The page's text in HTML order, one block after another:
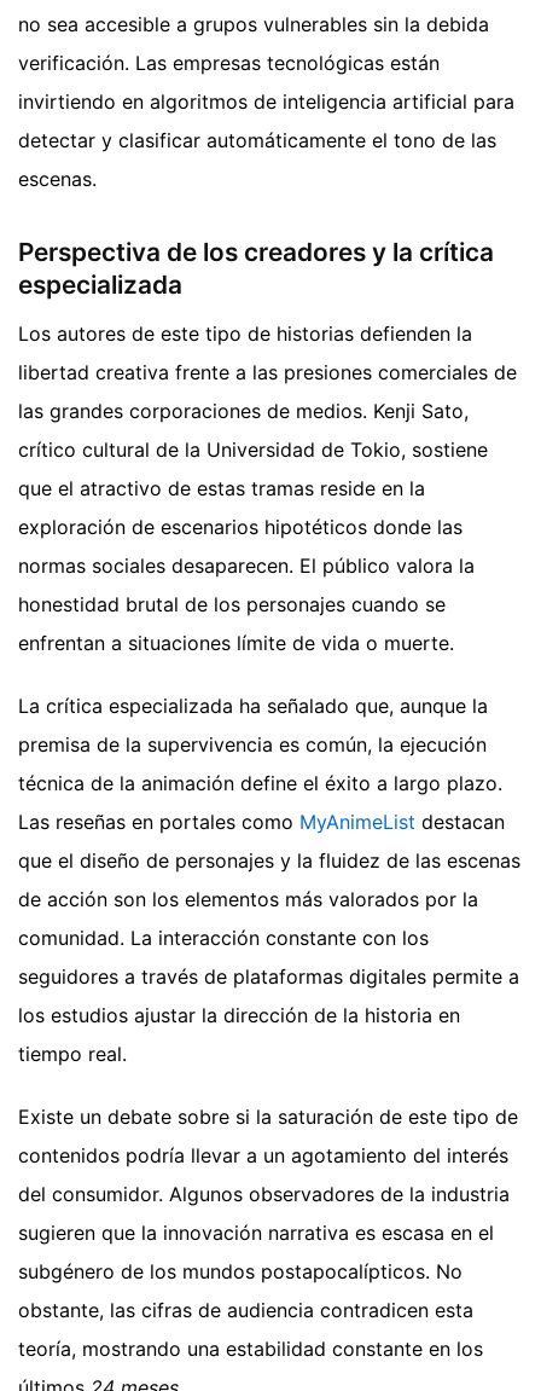
no sea accesible a grupos vulnerables sin la debida
verificación. Las empresas tecnológicas están
invirtiendo en algoritmos de inteligencia artificial para
detectar y clasificar automáticamente el tono de las
escenas.
Perspectiva de los creadores y la crítica
especializada
Los autores de este tipo de historias defienden la
libertad creativa frente a las presiones comerciales de
las grandes corporaciones de medios. Kenji Sato,
crítico cultural de la Universidad de Tokio, sostiene
que el atractivo de estas tramas reside en la
exploración de escenarios hipotéticos donde las
normas sociales desaparecen. El público valora la
honestidad brutal de los personajes cuando se
enfrentan a situaciones límite de vida o muerte.
La crítica especializada ha señalado que, aunque la
premisa de la supervivencia es común, la ejecución
técnica de la animación define el éxito a largo plazo.
Las reseñas en portales como MyAnimeList destacan
que el diseño de personajes y la fluidez de las escenas
de acción son los elementos más valorados por la
comunidad. La interacción constante con los
seguidores a través de plataformas digitales permite a
los estudios ajustar la dirección de la historia en
tiempo real.
Existe un debate sobre si la saturación de este tipo de
contenidos podría llevar a un agotamiento del interés
del consumidor. Algunos observadores de la industria
sugieren que la innovación narrativa es escasa en el
subgénero de los mundos postapocalípticos. No
obstante, las cifras de audiencia contradicen esta
teoría, mostrando una estabilidad constante en los